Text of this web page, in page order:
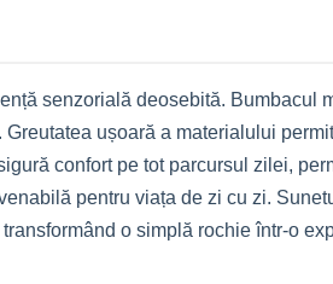
senzorială deosebită. Bumbacul
ușoară a materialului
confort pe tot parcursul zilei,
pentru viața de zi cu zi.
o simplă rochie într-o